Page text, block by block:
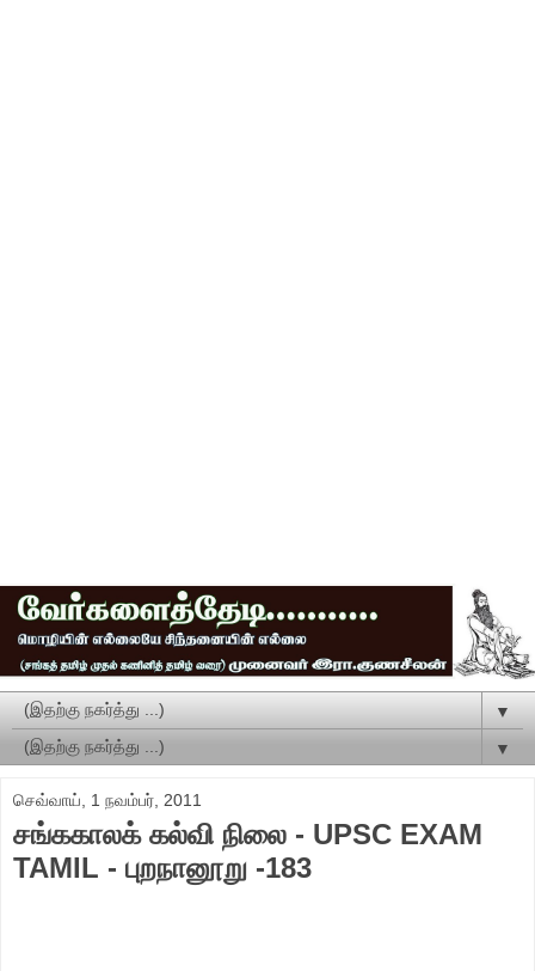
▼
▼
செவ்வாய், 1 நவம்பர், 2011
சங்ககாலக் கல்வி நிலை - UPSC EXAM
TAMIL - புறநானூறு -183